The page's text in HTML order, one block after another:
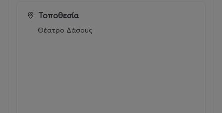
Τοποθεσία
Θέατρο Δάσους